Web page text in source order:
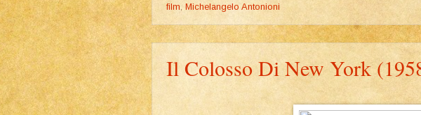
film Michelangelo Antonioni
Il Colosso Di New York